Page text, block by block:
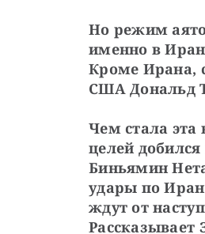
Но режим
именно в
Кроме Ирана,
США Дональд
Чем стала эта
целей
Биньямин
удары по
ждут от
Рассказывает